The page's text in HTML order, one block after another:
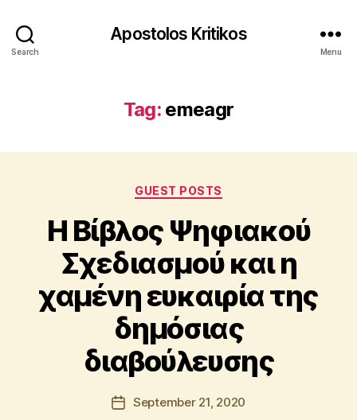
Search
Apostolos Kritikos
Menu
Tag: emeagr
Categories
GUEST POSTS
H Βίβλος Ψηφιακού
Σχεδιασμού και η
χαμένη ευκαιρία της
δημόσιας
διαβούλευσης
Post
author
y
A
p
o
s
t
o
o
PostSeptember 21, 2020